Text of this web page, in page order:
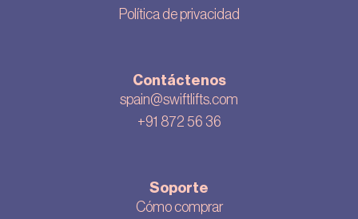
Política de privacidad
Contáctenos
spain@swiftlifts.com
+91 872 56 36
Soporte
Cómo comprar